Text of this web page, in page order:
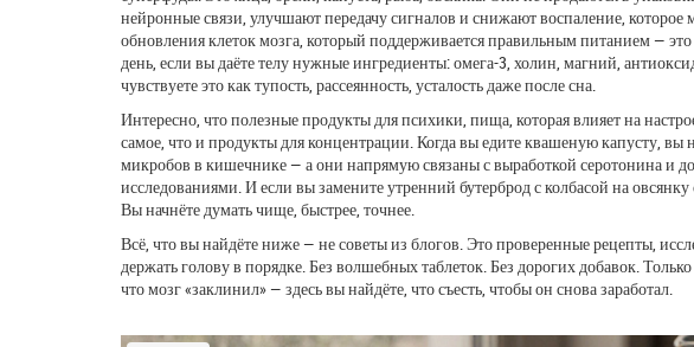
нейронные связи, улучшают передачу сигналов и снижают воспаление, которое
обновления клеток мозга, который поддерживается правильным питанием—
день, если вы даёте телу нужные ингредиенты: омега-3, холин, магний,
чувствуете это как тупость, рассеянность, усталость даже после сна.
Интересно, чтополезные продукты для психики пища, которая влияет на
самое, что и продукты для концентрации. Когда вы едите квашеную капусту,
микробов в кишечнике — а они напрямую связаны с выработкой серотонина и
исследованиями. И если вы замените утренний бутерброд с колбасой на
Вы начнёте думать чище, быстрее, точнее.
Всё, что вы найдёте ниже — не советы из блогов. Это проверенные рецепты,
держать голову в порядке. Без волшебных таблеток. Без дорогих добавок.
что мозг «заклинил» — здесь вы найдёте, что съесть, чтобы он снова заработал.